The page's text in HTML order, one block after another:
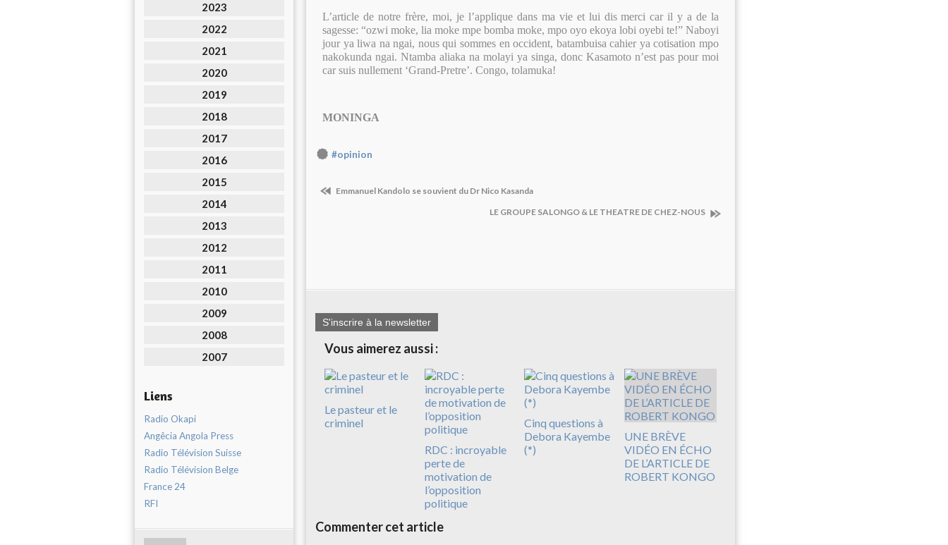
2023
2022
2021
2020
2019
2018
2017
2016
2015
2014
2013
2012
2011
2010
2009
2008
2007
Liens
Radio Okapi
Angêcia Angola Press
Radio Télévision Suisse
Radio Télévision Belge
France 24
RFI
L’article de notre frère, moi, je l’applique dans ma vie et lui dis merci car il y a de la
sagesse: “ozwi moke, lia moke mpe bomba moke, mpo oyo ekoya lobi oyebi te!” Naboyi
jour ya liwa na ngai, nous qui sommes en occident, batambuisa cahier ya cotisation mpo
nakokunda ngai. Ntamba aliaka na molayi ya singa, donc Kasamoto n’est pas pour moi
car suis nullement ‘Grand-Pretre’. Congo, tolamuka!
MONINGA
#opinion
Emmanuel Kandolo se souvient du Dr Nico Kasanda
LE GROUPE SALONGO & LE THEATRE DE CHEZ-NOUS
S'inscrire à la newsletter
Vous aimerez aussi :
Le pasteur et le
criminel
RDC : incroyable
perte de
motivation de
l’opposition
politique
Cinq questions à
Debora Kayembe
(*)
UNE BRÈVE
VIDÉO EN ÉCHO
DE L’ARTICLE DE
ROBERT KONGO
Commenter cet article